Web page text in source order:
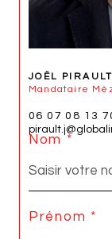
JOËL PIRAULT
Mandataire
06 07 08 13
Nom *
Prénom *